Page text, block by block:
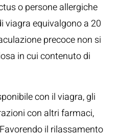
o persone allergiche
viagra equivalgono a 20
precoce non si
in cui contenuto di
con il viagra, gli
con altri farmaci,
il rilassamento